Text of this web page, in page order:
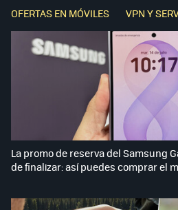
OFERTAS EN MÓVILES VPN Y
La promo de reserva del Samsung
de finalizar: así puedes comprar el